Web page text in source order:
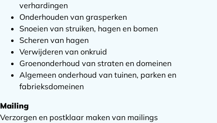
verhardingen
Onderhouden van grasperken
Snoeien van struiken, hagen en bomen
Scheren van hagen
Verwijderen van onkruid
Groenonderhoud van straten en domeinen
Algemeen onderhoud van tuinen, parken en
fabrieksdomeinen
Mailing
Verzorgen en postklaar maken van mailings